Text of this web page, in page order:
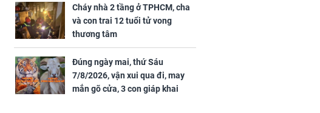
tình duyên viên mãn
Cháy nhà 2 tầng ở TPHCM, cha
và con trai 12 tuổi tử vong
thương tâm
Đúng ngày mai, thứ Sáu
7/8/2026, vận xui qua đi, may
mắn gõ cửa, 3 con giáp khai